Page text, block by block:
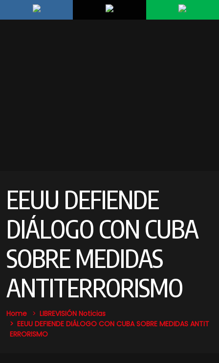
EEUU DEFIENDE
DIÁLOGO CON CUBA
SOBRE MEDIDAS
ANTITERRORISMO
Home
LIBREVISIÓN Noticias
EEUU DEFIENDE DIÁLOGO CON CUBA SOBRE MEDIDAS ANTIT
ERRORISMO